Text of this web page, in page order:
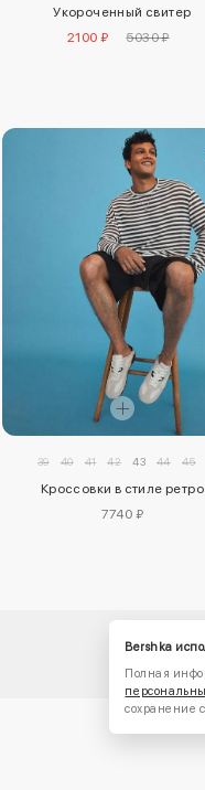
Укороченный свитер
2100 ₽
5030 ₽
39 40 41 42 43 44 45
Кроссовки в стиле ретро
7740 ₽
Bershka
Полная
сохранение